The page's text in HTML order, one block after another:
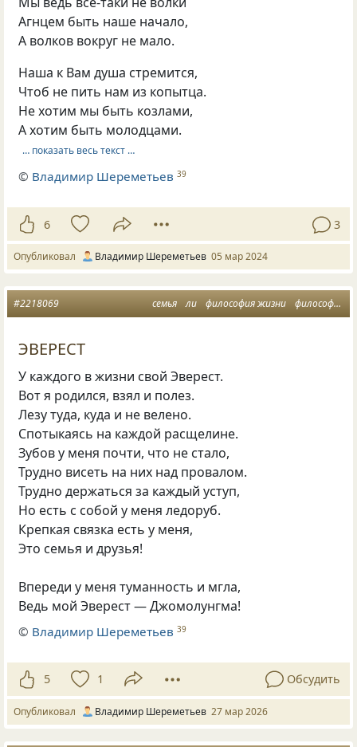
Агнцем быть наше начало,
А волков вокруг не мало.
Наша к Вам душа стремится,
Чтоб не пить нам из копытца.
Не хотим мы быть козлами,
А хотим быть молодцами.
… показать весь текст …
© Владимир Шереметьев 39
6 3
Опубликовал Владимир Шереметьев 05 мар 2024
семья ли философия жизни философская лирика
#2218069
ЭВЕРЕСТ
У каждого в жизни свой Эверест.
Вот я родился, взял и полез.
Лезу туда, куда и не велено.
Спотыкаясь на каждой расщелине.
Зубов у меня почти, что не стало,
Трудно висеть на них над провалом.
Трудно держаться за каждый уступ,
Но есть с собой у меня ледоруб.
Крепкая связка есть у меня,
Это семья и друзья!
Впереди у меня туманность и мгла,
Ведь мой Эверест — Джомолунгма!
© Владимир Шереметьев 39
5 1 Обсудить
Опубликовал Владимир Шереметьев 27 мар 2026